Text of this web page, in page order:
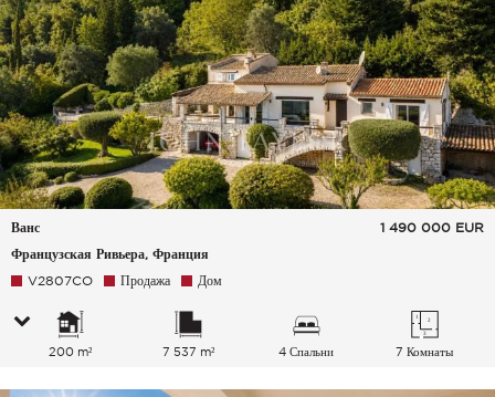
Ванс
Французская Ривьера, Франция
1 490 000 EUR
V2807CO Продажа Дом
200 m² 7 537 m² 4 Спальни 7 Комнаты